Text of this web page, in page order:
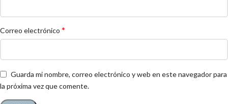
Correo electrónico *
Guarda mi nombre, correo electrónico y web en este navegador para
la próxima vez que comente.